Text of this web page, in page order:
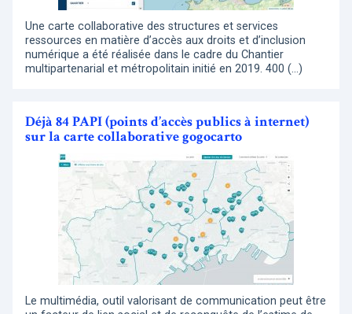
Une carte collaborative des structures et services
ressources en matière d’accès aux droits et d’inclusion
numérique a été réalisée dans le cadre du Chantier
multipartenarial et métropolitain initié en 2019. 400 (…)
Déjà 84 PAPI (points d’accès publics à internet)
sur la carte collaborative gogocarto
Le multimédia, outil valorisant de communication peut être